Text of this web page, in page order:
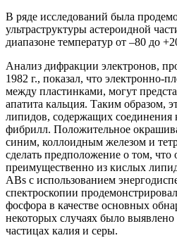
В ряде исследований была
ультраструктуры астероидной
диапазоне температур от –80 до
Анализ дифракции электронов,
1982 г., показал, что электронно-
между пластинками, могут
апатита кальция. Таким образом,
липидов, содержащих соединения
фибрилл. Положительное
синим, коллоидным железом и
сделать предположение о том, что
преимущественно из кислых
АВs с использованием
спектроскопии
фосфора в качестве основных
некоторых случаях было выявлено
частицах калия и серы.